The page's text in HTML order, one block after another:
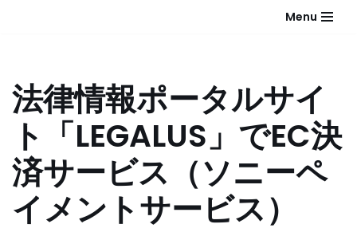
テ
ン
ツ
ス
キ
プ
Menu
法律情報ポータルサイ
ト「LEGALUS」でEC決
済サービス（ソニーペ
イメントサービス）